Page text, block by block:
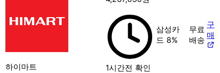
하이마트
1시간전 확인
삼성카
드 8%
무료
배송
구
매